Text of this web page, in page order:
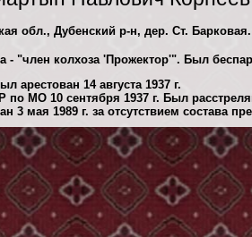
обл., Дубенский р-н, дер. Ст. Барковая.
- "член колхоза 'Прожектор'". Был
арестован 14 августа 1937 г.
МО 10 сентября 1937 г. Был
мая 1989 г. за отсутствием состава